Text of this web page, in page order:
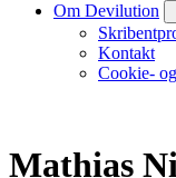
Om Devilution
Kontakt
Cookie-
Mathias